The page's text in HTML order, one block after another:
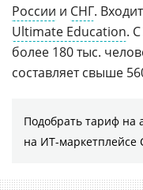
России и СНГ.
Ultimate Education.
более 180 тыс.
составляет свыше
Подобрать тариф на
на ИТ-маркетплейсе